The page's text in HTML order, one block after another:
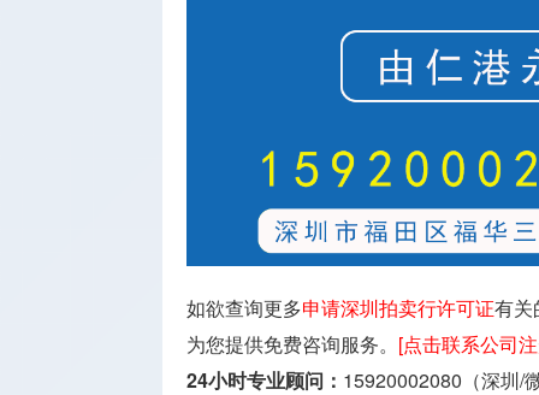
如欲查询更多申请深圳拍卖行许可证有关
为您提供免费咨询服务。 [点击联系公司
24小时专业顾问： 15920002080（深圳/